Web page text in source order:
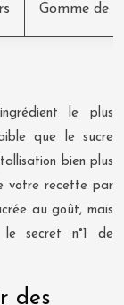
Gomme de
le plus
que le sucre
bien plus
votre recette par
au goût, mais
le secret n°1 de
des